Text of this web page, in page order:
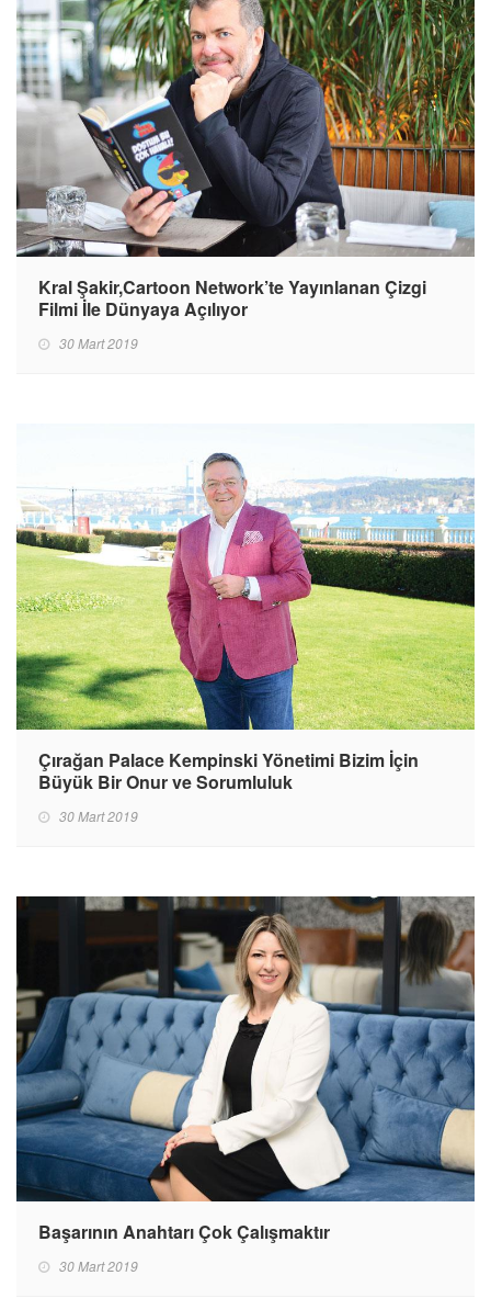
Kral Şakir,Cartoon Network’te Yayınlanan Çizgi
Filmi İle Dünyaya Açılıyor
30 Mart 2019
Çırağan Palace Kempinski Yönetimi Bizim İçin
Büyük Bir Onur ve Sorumluluk
30 Mart 2019
Başarının Anahtarı Çok Çalışmaktır
30 Mart 2019